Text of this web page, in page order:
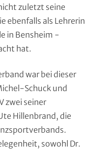
zuletzt seine
ebenfalls als Lehrerin
in Bensheim -
hat.
war bei dieser
Schuck und
zwei seiner
Hillenbrand, die
sowohl Dr.